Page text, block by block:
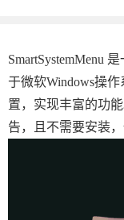
SmartSystemMenu
于微软Windows操
置，实现丰富的功
告，且不需要安装